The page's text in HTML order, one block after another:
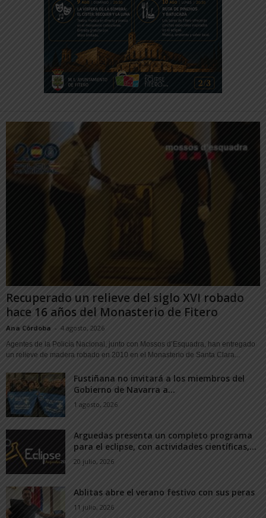
Recuperado un relieve del siglo XVI robado
hace 16 años del Monasterio de Fitero
Ana Córdoba - 4 agosto, 2026
Agentes de la Policía Nacional, junto con Mossos d’Esquadra, han entregado
un relieve de madera robado en 2010 en el Monasterio de Santa Clara...
Fustiñana no invitará a los miembros del
Gobierno de Navarra a...
1 agosto, 2026
Arguedas presenta un completo programa
para el eclipse, con actividades científicas,...
20 julio, 2026
Ablitas abre el verano festivo con sus peras
11 julio, 2026